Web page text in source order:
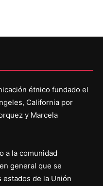
étnico fundado el
California por
y Marcela
a la comunidad
general que se
de la Unión